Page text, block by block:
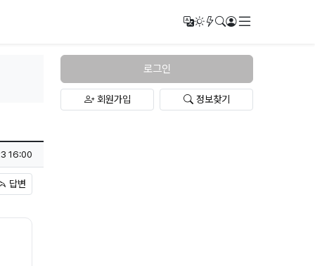
번역다크모드
새글/새댓글
검색로그인
16:00
답변
로그인
회원가입 정보찾기